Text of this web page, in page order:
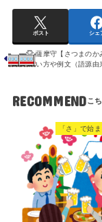
ポスト シェ
薩摩守【さつまのか
い方や例文（語源由
RECOMMEND
「さ」で始